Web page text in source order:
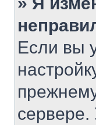
Если вы